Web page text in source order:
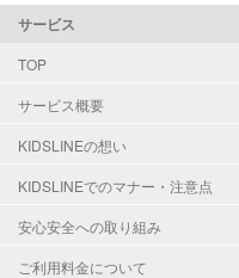
サービス
TOP
サービス概要
KIDSLINEの想い
KIDSLINEでのマナー・注意点
安心安全への取り組み
ご利用料金について